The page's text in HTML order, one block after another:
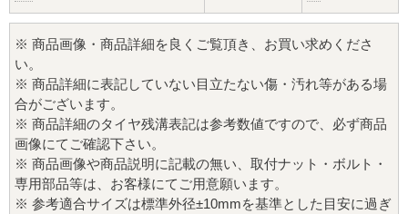
※ 商品画像・商品詳細を良くご覧頂き、お買い求めくださ
い。
※ 商品詳細に表記していない目立たない傷・汚れ等がある場
合がございます。
※ 商品詳細のタイヤ残溝表記は参考数値ですので、必ず商品
画像にてご確認下さい。
※ 商品画像や商品説明に記載の無い、取付ナット・ボルト・
専用部品等は、お客様にてご用意願います。
※ 参考適合サイズは標準外径±10mmを基準とした目安に過ぎ